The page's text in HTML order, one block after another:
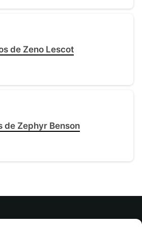
de Zeno Lescot
de Zephyr Benson